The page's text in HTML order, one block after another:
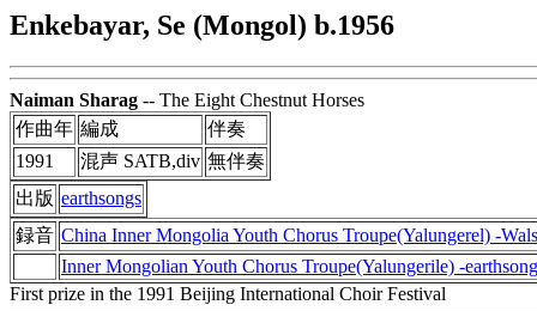
Enkebayar, Se (Mongol) b.1956
Naiman Sharag -- The Eight Chestnut Horses
作曲年 編成
伴奏
1991
混声 SATB,div 無伴奏
出版 earthsongs
録音 China Inner Mongolia Youth Chorus Troupe(Yalungerel) -
Inner Mongolian Youth Chorus Troupe(Yalungerile) -
First prize in the 1991 Beijing International Choir Festival